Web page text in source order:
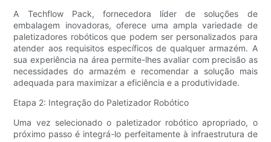
A Techflow Pack, fornecedora líder de soluções de
embalagem inovadoras, oferece uma ampla variedade de
paletizadores robóticos que podem ser personalizados para
atender aos requisitos específicos de qualquer armazém. A
sua experiência na área permite-lhes avaliar com precisão as
necessidades do armazém e recomendar a solução mais
adequada para maximizar a eficiência e a produtividade.
Etapa 2: Integração do Paletizador Robótico
Uma vez selecionado o paletizador robótico apropriado, o
próximo passo é integrá-lo perfeitamente à infraestrutura de